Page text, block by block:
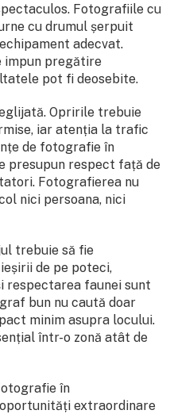
Fotografiile cu
cu drumul șerpuit
adecvat.
impun pregătire
pot fi deosebite.
Opririle trebuie
iar atenția la trafic
de fotografie în
presupun respect față de
Fotografierea nu
nici persoana, nici
trebuie să fie
de pe poteci,
respectarea faunei sunt
bun nu caută doar
minim asupra locului.
într-o zonă atât de
în
extraordinare